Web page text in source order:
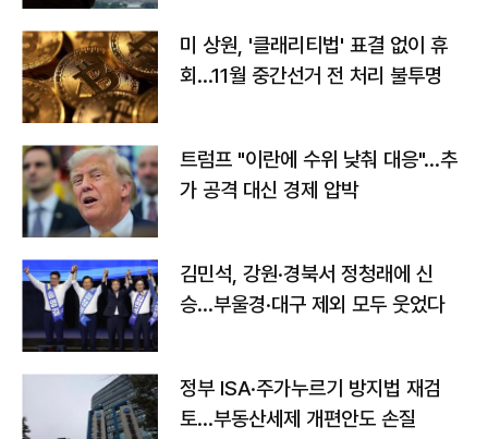
미 상원, '클래리티법' 표결 없이 휴
회…11월 중간선거 전 처리 불투명
트럼프 "이란에 수위 낮춰 대응"…추
가 공격 대신 경제 압박
김민석, 강원·경북서 정청래에 신
승…부울경·대구 제외 모두 웃었다
정부 ISA·주가누르기 방지법 재검
토…부동산세제 개편안도 손질